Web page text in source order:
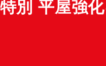
別 平屋強